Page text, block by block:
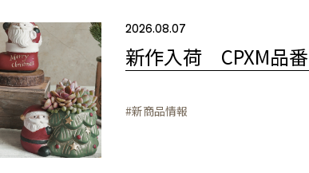
2026.08.07
新作入荷 CPXM品番
#新商品情報